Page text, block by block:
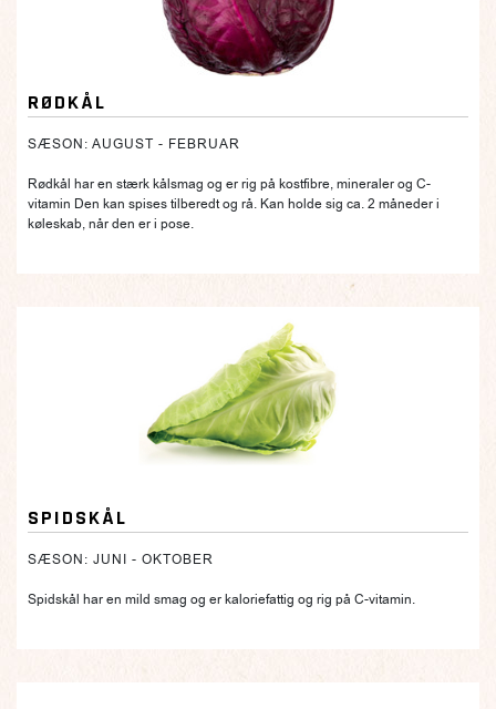
RØDKÅL
SÆSON: AUGUST - FEBRUAR
Rødkål har en stærk kålsmag og er rig på kostfibre, mineraler og C-
vitamin Den kan spises tilberedt og rå. Kan holde sig ca. 2 måneder i
køleskab, når den er i pose.
SPIDSKÅL
SÆSON: JUNI - OKTOBER
Spidskål har en mild smag og er kaloriefattig og rig på C-vitamin.